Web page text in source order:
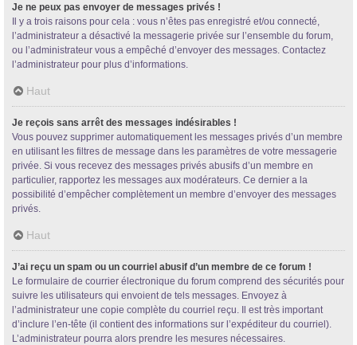
Je ne peux pas envoyer de messages privés !
Il y a trois raisons pour cela : vous n’êtes pas enregistré et/ou connecté,
l’administrateur a désactivé la messagerie privée sur l’ensemble du forum,
ou l’administrateur vous a empêché d’envoyer des messages. Contactez
l’administrateur pour plus d’informations.
Haut
Je reçois sans arrêt des messages indésirables !
Vous pouvez supprimer automatiquement les messages privés d’un membre
en utilisant les filtres de message dans les paramètres de votre messagerie
privée. Si vous recevez des messages privés abusifs d’un membre en
particulier, rapportez les messages aux modérateurs. Ce dernier a la
possibilité d’empêcher complètement un membre d’envoyer des messages
privés.
Haut
J’ai reçu un spam ou un courriel abusif d’un membre de ce forum !
Le formulaire de courrier électronique du forum comprend des sécurités pour
suivre les utilisateurs qui envoient de tels messages. Envoyez à
l’administrateur une copie complète du courriel reçu. Il est très important
d’inclure l’en-tête (il contient des informations sur l’expéditeur du courriel).
L’administrateur pourra alors prendre les mesures nécessaires.